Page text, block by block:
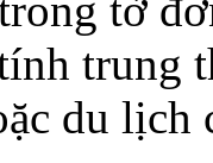
tờ
du lịch